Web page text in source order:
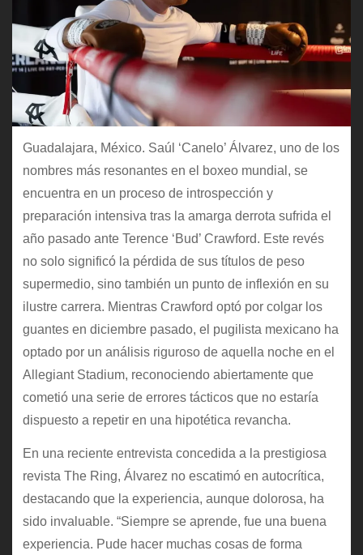
Guadalajara, México. Saúl ‘Canelo’ Álvarez, uno de los
nombres más resonantes en el boxeo mundial, se
encuentra en un proceso de introspección y
preparación intensiva tras la amarga derrota sufrida el
año pasado ante Terence ‘Bud’ Crawford. Este revés
no solo significó la pérdida de sus títulos de peso
supermedio, sino también un punto de inflexión en su
ilustre carrera. Mientras Crawford optó por colgar los
guantes en diciembre pasado, el pugilista mexicano ha
optado por un análisis riguroso de aquella noche en el
Allegiant Stadium, reconociendo abiertamente que
cometió una serie de errores tácticos que no estaría
dispuesto a repetir en una hipotética revancha.
En una reciente entrevista concedida a la prestigiosa
revista The Ring, Álvarez no escatimó en autocrítica,
destacando que la experiencia, aunque dolorosa, ha
sido invaluable. “Siempre se aprende, fue una buena
experiencia. Pude hacer muchas cosas de forma